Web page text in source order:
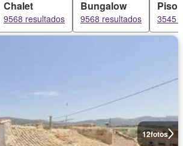
Chalet
9568 resultados
Bungalow
9568 resultados
Piso
3545
12fotos